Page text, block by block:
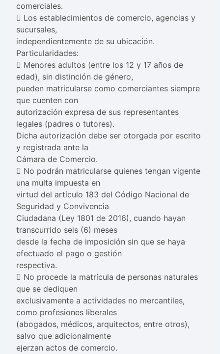
comerciales.
 Los establecimientos de comercio, agencias y
sucursales,
independientemente de su ubicación.
Particularidades:
 Menores adultos (entre los 12 y 17 años de
edad), sin distinción de género,
pueden matricularse como comerciantes siempre
que cuenten con
autorización expresa de sus representantes
legales (padres o tutores).
Dicha autorización debe ser otorgada por escrito
y registrada ante la
Cámara de Comercio.
 No podrán matricularse quienes tengan vigente
una multa impuesta en
virtud del artículo 183 del Código Nacional de
Seguridad y Convivencia
Ciudadana (Ley 1801 de 2016), cuando hayan
transcurrido seis (6) meses
desde la fecha de imposición sin que se haya
efectuado el pago o gestión
respectiva.
 No procede la matrícula de personas naturales
que se dediquen
exclusivamente a actividades no mercantiles,
como profesiones liberales
(abogados, médicos, arquitectos, entre otros),
salvo que adicionalmente
ejerzan actos de comercio.